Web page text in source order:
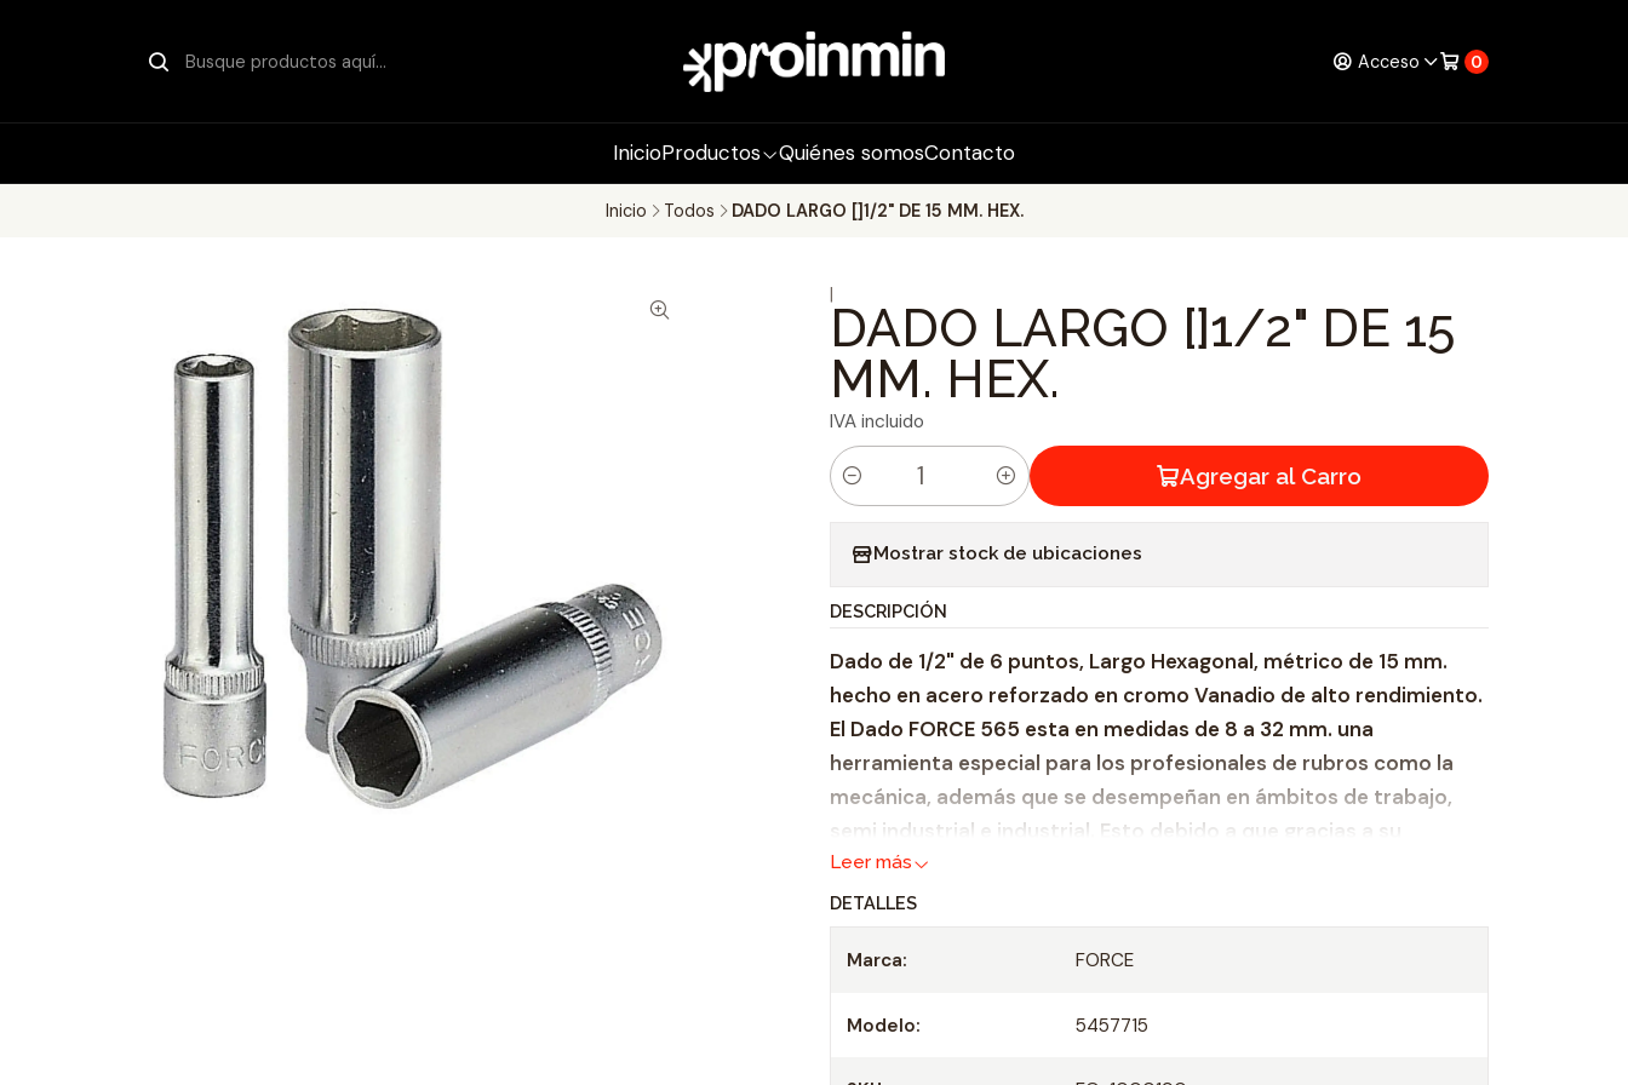
Acceso 0
InicioProductos Quiénes somosContacto
Inicio Todos DADO LARGO []1/2" DE 15 MM. HEX.
|
DADO LARGO []1/2" DE 15
MM. HEX.
IVA incluido
C
i
d
a
d
Agregar al Carro
Mostrar stock de ubicaciones
DESCRIPCIÓN
Dado de 1/2" de 6 puntos, Largo Hexagonal, métrico de 15 mm.
hecho en acero reforzado en cromo Vanadio de alto rendimiento.
El Dado FORCE 565 esta en medidas de 8 a 32 mm. una
herramienta especial para los profesionales de rubros como la
mecánica, además que se desempeñan en ámbitos de trabajo,
semi industrial e industrial. Esto debido a que gracias a su
fabricación, hecha bajo altos estándares de calidad, esta copa
garantiza fiabilidad y durabilidad.
Zócalo de acero reforzado Cromo Venadio.
Profundidad 22 mm.
Leer más
DETALLES
Marca: FORCE
Modelo: 5457715